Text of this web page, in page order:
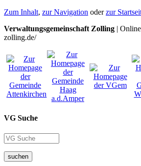
Zum Inhalt, zur Navigation oderzur
Verwaltungsgemeinschaft Zolling |
zolling.de/
VG Suche
suchen